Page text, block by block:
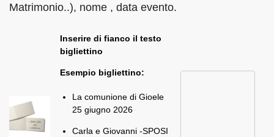
Matrimonio..), nome , data evento.
Inserire di fianco il testo
bigliettino
Esempio bigliettino:
La comunione di Gioele
25 giugno 2026
Carla e Giovanni -SPOSI